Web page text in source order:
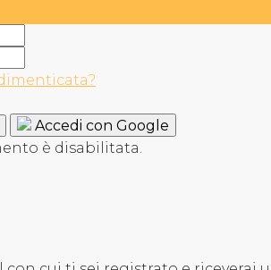
Accedi con Google
è disabilitata.